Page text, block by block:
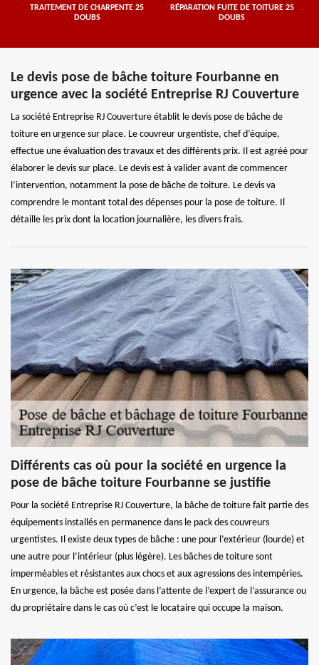
TRAITEMENT DE CHARPENTE 25
DOUBS
RÉPARATION FUITE DE TOITURE 25
DOUBS
Le devis pose de bâche toiture Fourbanne en
urgence avec la société Entreprise RJ Couverture
La société Entreprise RJ Couverture établit le devis pose de bâche de
toiture en urgence sur place. Le couvreur urgentiste, chef d’équipe,
effectue une évaluation des travaux et des différents prix. Il est agréé pour
élaborer le devis sur place. Le devis est à valider avant de commencer
l’intervention, notamment la pose de bâche de toiture. Le devis va
comprendre le montant total des dépenses pour la pose de toiture. Il
détaille les prix dont la location journalière, les divers frais.
Différents cas où pour la société en urgence la
pose de bâche toiture Fourbanne se justifie
Pour la société Entreprise RJ Couverture, la bâche de toiture fait partie des
équipements installés en permanence dans le pack des couvreurs
urgentistes. Il existe deux types de bâche : une pour l’extérieur (lourde) et
une autre pour l’intérieur (plus légère). Les bâches de toiture sont
imperméables et résistantes aux chocs et aux agressions des intempéries.
En urgence, la bâche est posée dans l’attente de l’expert de l’assurance ou
du propriétaire dans le cas où c’est le locataire qui occupe la maison.